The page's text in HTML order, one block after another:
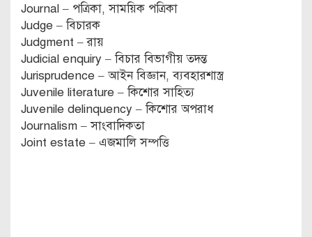
Journal – পত্রিকা, সাময়িক পত্রিকা
Judge – বিচারক
Judgment – রায়
Judicial enquiry – বিচার বিভাগীয় তদন্ত
Jurisprudence – আইন বিজ্ঞান, ব্যবহারশাস্ত্র
Juvenile literature – কিশোর সাহিত্য
Juvenile delinquency – কিশোর অপরাধ
Journalism – সাংবাদিকতা
Joint estate – এজমালি সম্পত্তি